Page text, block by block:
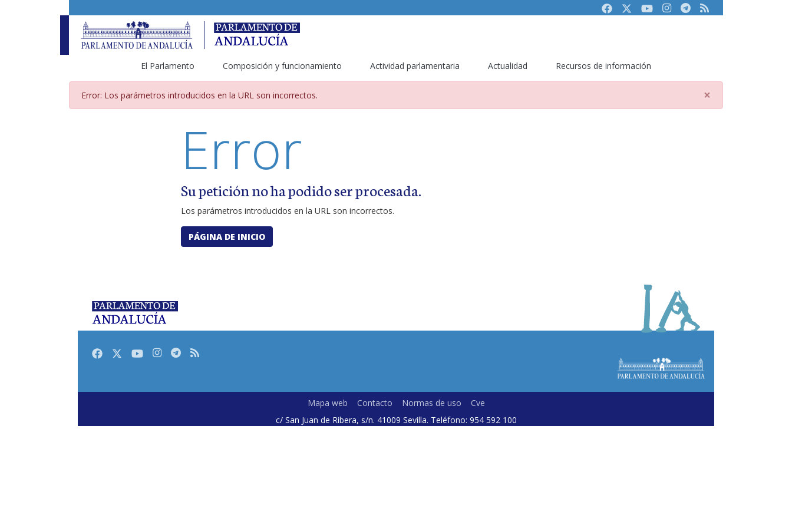
FacebookTwitterYoutubeInstagram
Telegram
RSS
El Parlamento Composición y funcionamiento Actividad parlamentaria Actualidad Recursos de información
Página de error por parámetros incorrectos
Error: Los parámetros introducidos en la URL son incorrectos. ×
Error
Su petición no ha podido ser procesada.
Los parámetros introducidos en la URL son incorrectos.
PÁGINA DE INICIO
FacebookTwitterYoutubeInstagram
Telegram
RSS
Mapa web Contacto Normas de uso
Cve
c/ San Juan de Ribera, s/n. 41009 Sevilla. Teléfono: 954 592 100